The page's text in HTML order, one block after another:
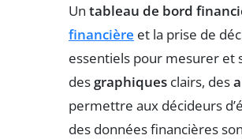
Un tableau de bord
financière et la prise de
essentiels pour mesurer et
des graphiques clairs, des
permettre aux décideurs
des données financières